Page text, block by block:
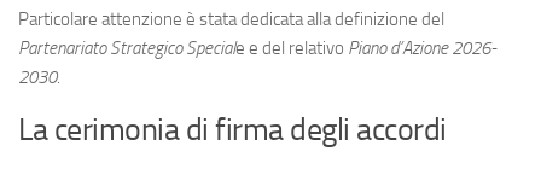
Particolare attenzione è stata dedicata alla definizione del
Partenariato Strategico Speciale e del relativo Piano d’Azione 2026-
2030.
La cerimonia di firma degli accordi